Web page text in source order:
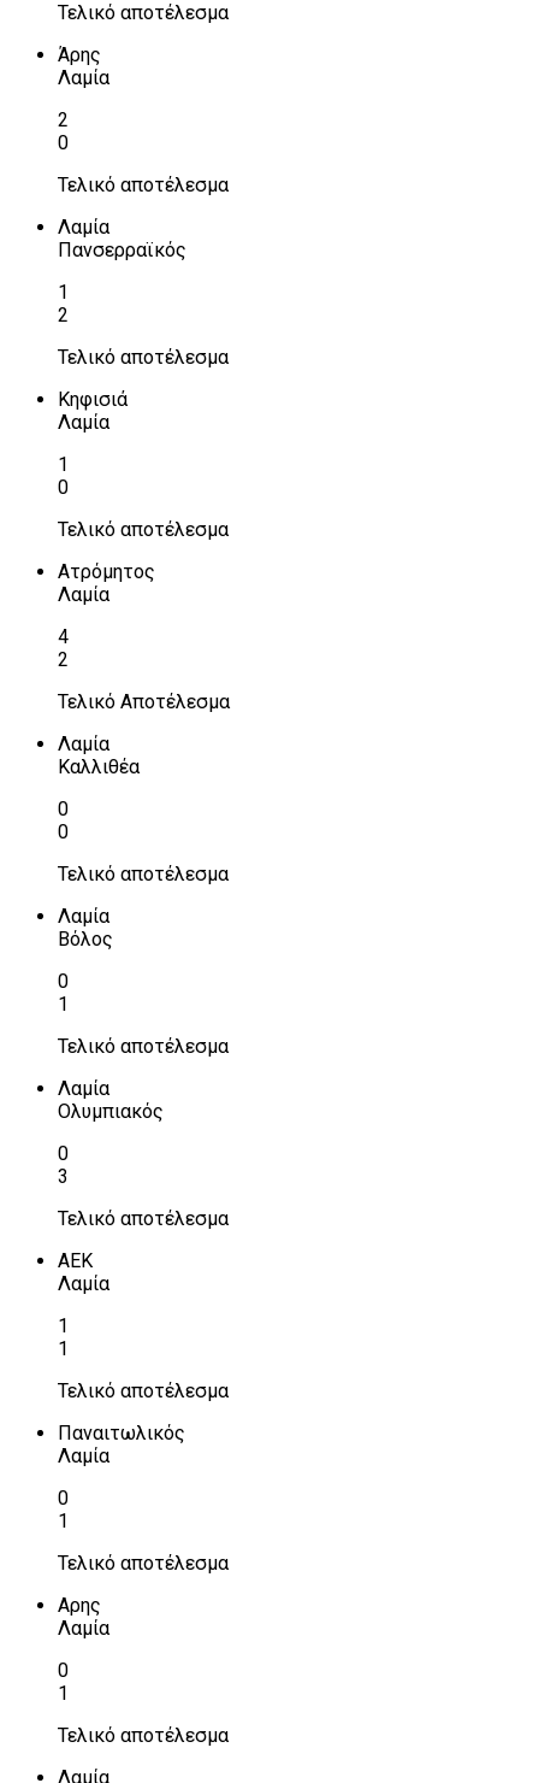
Τελικό αποτέλεσμα
Άρης
Λαμία
2
0
Τελικό αποτέλεσμα
Λαμία
Πανσερραϊκός
1
2
Τελικό αποτέλεσμα
Κηφισιά
Λαμία
1
0
Τελικό αποτέλεσμα
Ατρόμητος
Λαμία
4
2
Τελικό Αποτέλεσμα
Λαμία
Καλλιθέα
0
0
Τελικό αποτέλεσμα
Λαμία
Βόλος
0
1
Τελικό αποτέλεσμα
Λαμία
Ολυμπιακός
0
3
Τελικό αποτέλεσμα
ΑΕΚ
Λαμία
1
1
Τελικό αποτέλεσμα
Παναιτωλικός
Λαμία
0
1
Τελικό αποτέλεσμα
Αρης
Λαμία
0
1
Τελικό αποτέλεσμα
Λαμία